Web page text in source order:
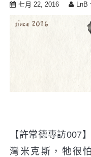
七月 22, 2016 LnB
【許常德專訪007
灣米克斯，牠很